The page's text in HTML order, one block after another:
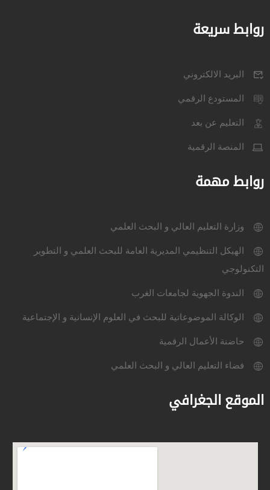
روابط سريعة
البريد الالكتروني
المستودع الرقمي
التعليم عن بعد
المنصة الرقمية
روابط مهمة
وزارة التعليم العالي و البحث العلمي
الهيكل التنظيمي المديرية العامة للبحث العلمي و التطوير
التكنولوجي
الندوة الجهوية لجامعات الغرب
الوكالة الموضوعاتية للبحث في العلوم الإنسانية و الإجتماعية
حاضنة الأعمال الرقمية
فضاء التعليم العالي و البحث العلمي
الموقع الجغرافي